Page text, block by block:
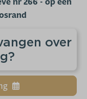
over